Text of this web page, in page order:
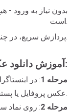
بدون نیاز به ورود
است.
پردازش سریع، در چند ثانیه در دستگاه خود دانلود کنید.
آموزش دانلود عکس پروفایل از اینستاگرام:
مرحله 1
: در
عکس پروفایل یا پستش را دانلود کنید بروید.
مرحله 2
: روی نماد